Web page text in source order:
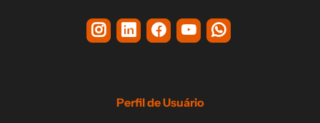
Perfil de Usuário